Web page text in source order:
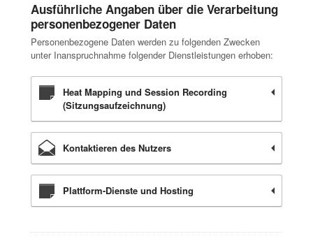
Ausführliche Angaben über die Verarbeitung
personenbezogener Daten
Personenbezogene Daten werden zu folgenden Zwecken
unter Inanspruchnahme folgender Dienstleistungen erhoben:
Heat Mapping und Session Recording
(Sitzungsaufzeichnung)
Kontaktieren des Nutzers
Plattform-Dienste und Hosting